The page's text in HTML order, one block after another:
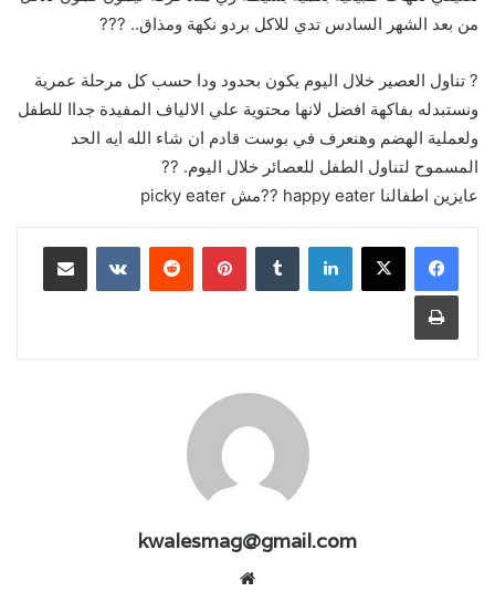
من بعد الشهر السادس تدي للاكل بردو نكهة ومذاق.. ???
? تناول العصير خلال اليوم يكون بحدود ودا حسب كل مرحلة عمرية
ونستبدله بفاكهة افضل لانها محتوية علي الالياف المفيدة جداا للطفل
ولعملية الهضم وهنعرف في بوست قادم ان شاء الله ايه الحد
المسموح لتناول الطفل للعصائر خلال اليوم. ??
عايزين اطفالنا happy eater ??مش picky eater
لينكدإن بينتيريست مشاركة عبر البريد
طباعة
kwalesmag@gmail.com